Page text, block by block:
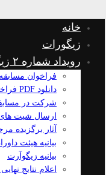
خانه
زیگورات
رویداد شماره ۲ زیگوآرت
فراخوان مسابقه
دانلود PDF فراخوان
شرکت در
ارسال شیت
آثار برگزیده
بیانیه هیئت
بیانیه زیگوآرت
اعلام نتایج